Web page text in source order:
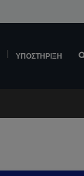
ΥΠΟΣΤΉΡΙΞΗ